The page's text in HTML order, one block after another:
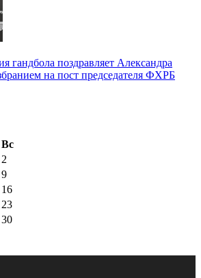
гандбола поздравляет Александра
на пост председателя ФХРБ
Вс
2
9
16
23
30